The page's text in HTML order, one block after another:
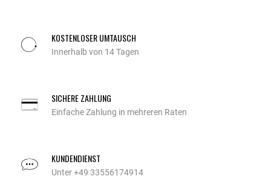
KOSTENLOSER UMTAUSCH
Innerhalb von 14 Tagen
SICHERE ZAHLUNG
Einfache Zahlung in mehreren Raten
KUNDENDIENST
Unter +49 33556174914